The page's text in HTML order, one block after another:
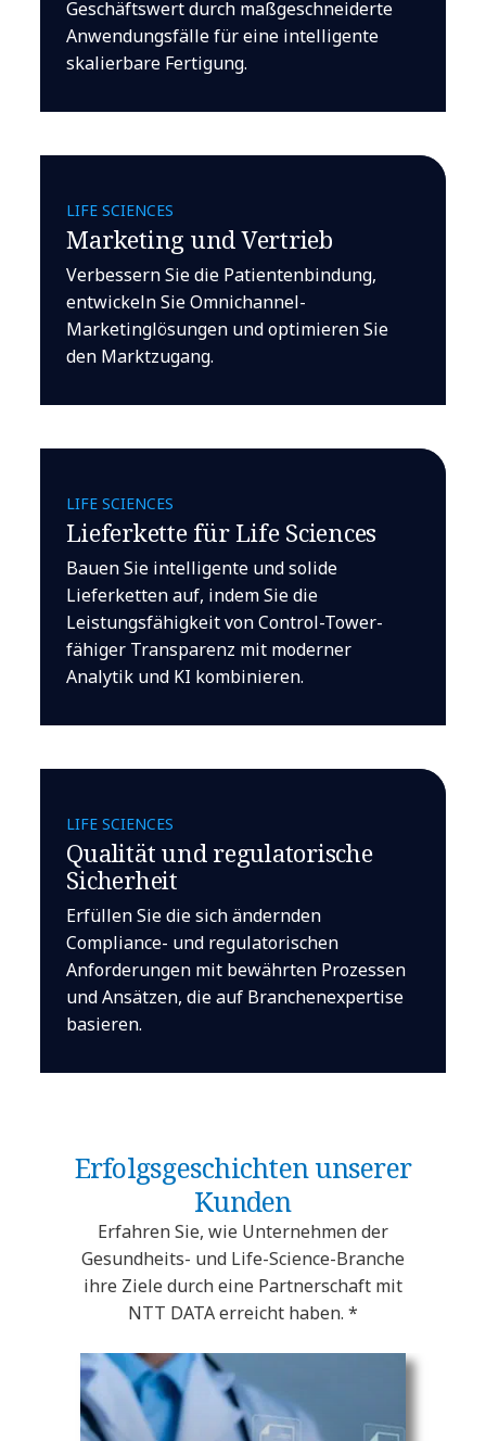
Geschäftswert durch maßgeschneiderte
Anwendungsfälle für eine intelligente
skalierbare Fertigung.
LIFE SCIENCES
Marketing und Vertrieb
Verbessern Sie die Patientenbindung,
entwickeln Sie Omnichannel-
Marketinglösungen und optimieren Sie
den Marktzugang.
LIFE SCIENCES
Lieferkette für Life Sciences
Bauen Sie intelligente und solide
Lieferketten auf, indem Sie die
Leistungsfähigkeit von Control-Tower-
fähiger Transparenz mit moderner
Analytik und KI kombinieren.
LIFE SCIENCES
Qualität und regulatorische
Sicherheit
Erfüllen Sie die sich ändernden
Compliance- und regulatorischen
Anforderungen mit bewährten Prozessen
und Ansätzen, die auf Branchenexpertise
basieren.
Erfolgsgeschichten unserer
Kunden
Erfahren Sie, wie Unternehmen der
Gesundheits- und Life-Science-Branche
ihre Ziele durch eine Partnerschaft mit
NTT DATA erreicht haben. *